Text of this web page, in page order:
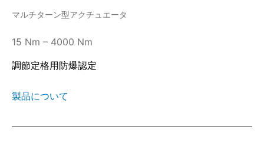
マルチターン型アクチュエータ
15 Nm – 4000 Nm
調節定格用防爆認定
製品について